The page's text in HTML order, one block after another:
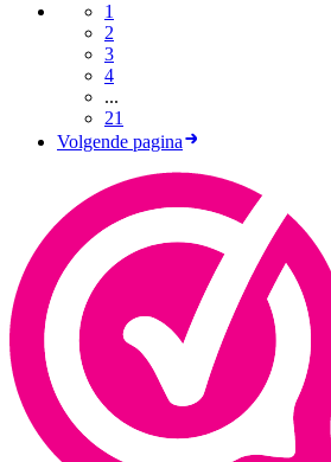
1
2
3
4
...
21
Volgende pagina